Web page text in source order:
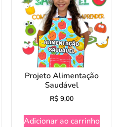
Projeto Alimentação
Saudável
R$ 9,00
Adicionar ao carrinho